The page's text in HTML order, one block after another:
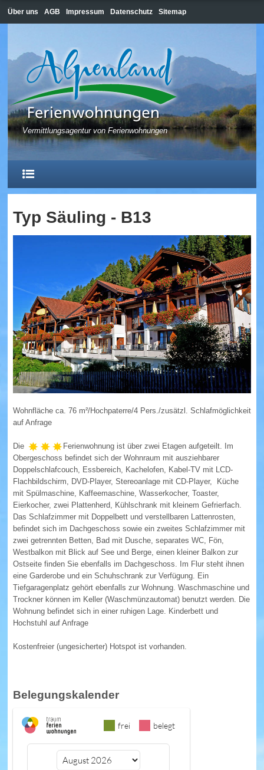
Über uns AGB Impressum Datenschutz Sitemap
Vermittlungsagentur von Ferienwohnungen
HOME
Wohnungen in Hopfen am See (Übersicht)
FÜSSEN
Wohnungen in Füssen (Übersicht)
SCHWANGAU
Wohnungen in Schwangau (Übersicht)
HOHENSCHWANGAU
WEISSENSEE
Wohnungen in Weissensee (Übersicht)
PFRONTEN
Wohnungen in Pfronten (Übersicht)
Typ Säuling - B13
Wohnfläche ca. 76 m²/Hochpaterre/4 Pers./zusätzl. Schlafmöglichkeit
auf Anfrage
Die
Ferienwohnung ist über zwei Etagen aufgeteilt. Im
Obergeschoss befindet sich der Wohnraum mit ausziehbarer
Doppelschlafcouch, Essbereich, Kachelofen, Kabel-TV mit LCD-
Flachbildschirm, DVD-Player, Stereoanlage mit CD-Player, Küche
mit Spülmaschine, Kaffeemaschine, Wasserkocher, Toaster,
Eierkocher, zwei Plattenherd, Kühlschrank mit kleinem Gefrierfach.
Das Schlafzimmer mit Doppelbett und verstellbaren Lattenrosten,
befindet sich im Dachgeschoss sowie ein zweites Schlafzimmer mit
zwei getrennten Betten, Bad mit Dusche, separates WC, Fön,
Westbalkon mit Blick auf See und Berge, einen kleiner Balkon zur
Ostseite finden Sie ebenfalls im Dachgeschoss. Im Flur steht ihnen
eine Garderobe und ein Schuhschrank zur Verfügung. Ein
Tiefgaragenplatz gehört ebenfalls zur Wohnung. Waschmaschine und
Trockner können im Keller (Waschmünzautomat) benutzt werden. Die
Wohnung befindet sich in einer ruhigen Lage. Kinderbett und
Hochstuhl auf Anfrage
Kostenfreier (ungesicherter) Hotspot ist vorhanden.
Belegungskalender
frei belegt